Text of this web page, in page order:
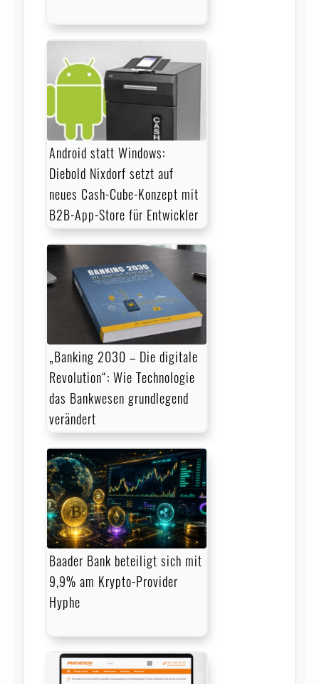
Android statt Windows:
Diebold Nixdorf setzt auf
neues Cash-Cube-Konzept mit
B2B-App-Store für Ent­wick­ler
„Banking 2030 – Die digitale
Revolution“: Wie Technologie
das Bankwesen grundlegend
verändert
Baader Bank beteiligt sich mit
9,9% am Krypto-Provider
Hyphe